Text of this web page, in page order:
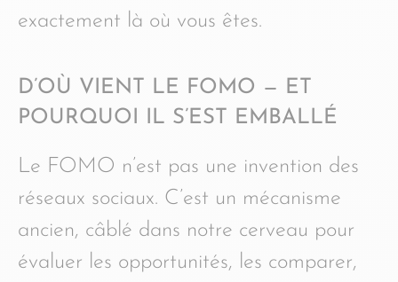
exactement là où vous êtes.
D’OÙ VIENT LE FOMO — ET
POURQUOI IL S’EST EMBALLÉ
Le FOMO n’est pas une invention des
réseaux sociaux. C’est un mécanisme
ancien, câblé dans notre cerveau pour
évaluer les opportunités, les comparer,